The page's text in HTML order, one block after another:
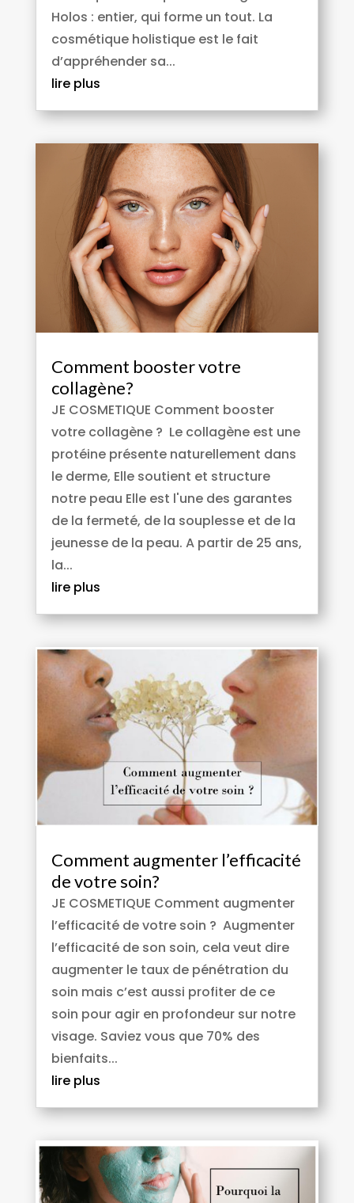
Holos : entier, qui forme un tout. La
cosmétique holistique est le fait
d’appréhender sa...
lire plus
Comment booster votre
collagène?
JE COSMETIQUE Comment booster
votre collagène ? Le collagène est une
protéine présente naturellement dans
le derme, Elle soutient et structure
notre peau Elle est l'une des garantes
de la fermeté, de la souplesse et de la
jeunesse de la peau. A partir de 25 ans,
la...
lire plus
Comment augmenter l’efficacité
de votre soin?
JE COSMETIQUE Comment augmenter
l’efficacité de votre soin ? Augmenter
l’efficacité de son soin, cela veut dire
augmenter le taux de pénétration du
soin mais c’est aussi profiter de ce
soin pour agir en profondeur sur notre
visage. Saviez vous que 70% des
bienfaits...
lire plus